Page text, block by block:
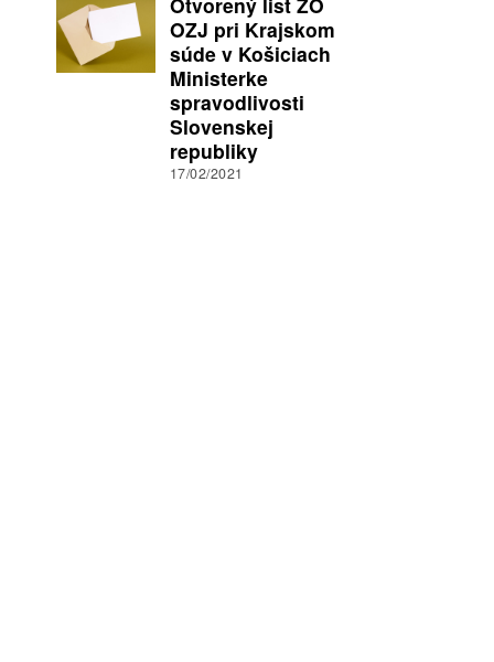
OZJ pri Krajskom
súde v Košiciach
Ministerke
spravodlivosti
Slovenskej
republiky
17/02/2021